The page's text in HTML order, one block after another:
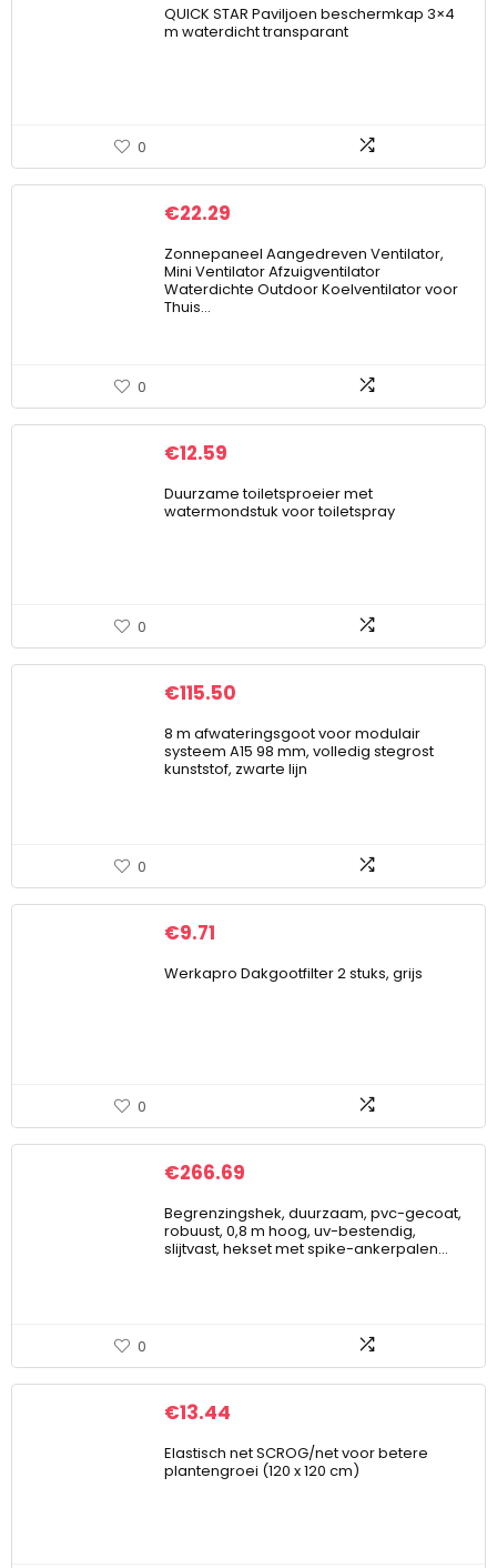
QUICK STAR Paviljoen beschermkap 3×4
m waterdicht transparant
0
€22.29
Zonnepaneel Aangedreven Ventilator,
Mini Ventilator Afzuigventilator
Waterdichte Outdoor Koelventilator voor
Thuis…
0
€12.59
Duurzame toiletsproeier met
watermondstuk voor toiletspray
0
€115.50
8 m afwateringsgoot voor modulair
systeem A15 98 mm, volledig stegrost
kunststof, zwarte lijn
0
€9.71
Werkapro Dakgootfilter 2 stuks, grijs
0
€266.69
Begrenzingshek, duurzaam, pvc-gecoat,
robuust, 0,8 m hoog, uv-bestendig,
slijtvast, hekset met spike-ankerpalen…
0
€13.44
Elastisch net SCROG/net voor betere
plantengroei (120 x 120 cm)